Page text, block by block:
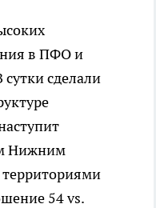
в ПФО и
сделали
Нижним
54 vs.